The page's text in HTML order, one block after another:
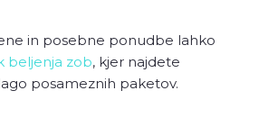
in posebne ponudbe lahko
beljenja zob, kjer najdete
posameznih paketov.